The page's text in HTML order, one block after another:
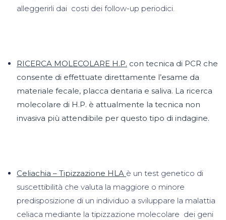
alleggerirli dai costi dei follow-up periodici.
RICERCA MOLECOLARE H.P. con tecnica di PCR che
consente di effettuate direttamente l’esame da
materiale fecale, placca dentaria e saliva. La ricerca
molecolare di H.P. è attualmente la tecnica non
invasiva più attendibile per questo tipo di indagine.
Celiachia – Tipizzazione HLA è un test genetico di
suscettibilità che valuta la maggiore o minore
predisposizione di un individuo a sviluppare la malattia
celiaca mediante la tipizzazione molecolare dei geni